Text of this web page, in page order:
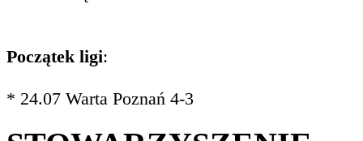
Początek ligi:
* 24.07 Warta Poznań 4-3